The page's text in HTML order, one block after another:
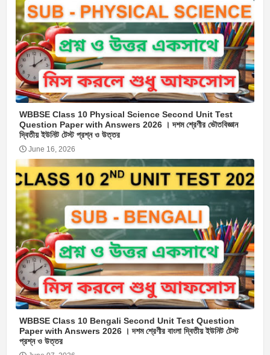
WBBSE Class 10 Physical Science Second Unit Test
Question Paper with Answers 2026 । দশম শ্রেণীর ভৌতবিজ্ঞান
দ্বিতীয় ইউনিট টেস্ট প্রশ্ন ও উত্তর
June 16, 2026
WBBSE Class 10 Bengali Second Unit Test Question
Paper with Answers 2026 । দশম শ্রেণীর বাংলা দ্বিতীয় ইউনিট টেস্ট
প্রশ্ন ও উত্তর